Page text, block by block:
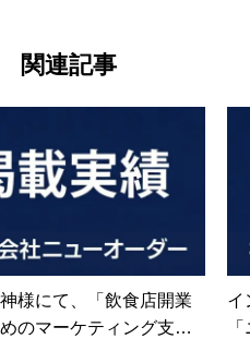
関連記事
様にて、「飲食店開業
のマーケティング支援
イ